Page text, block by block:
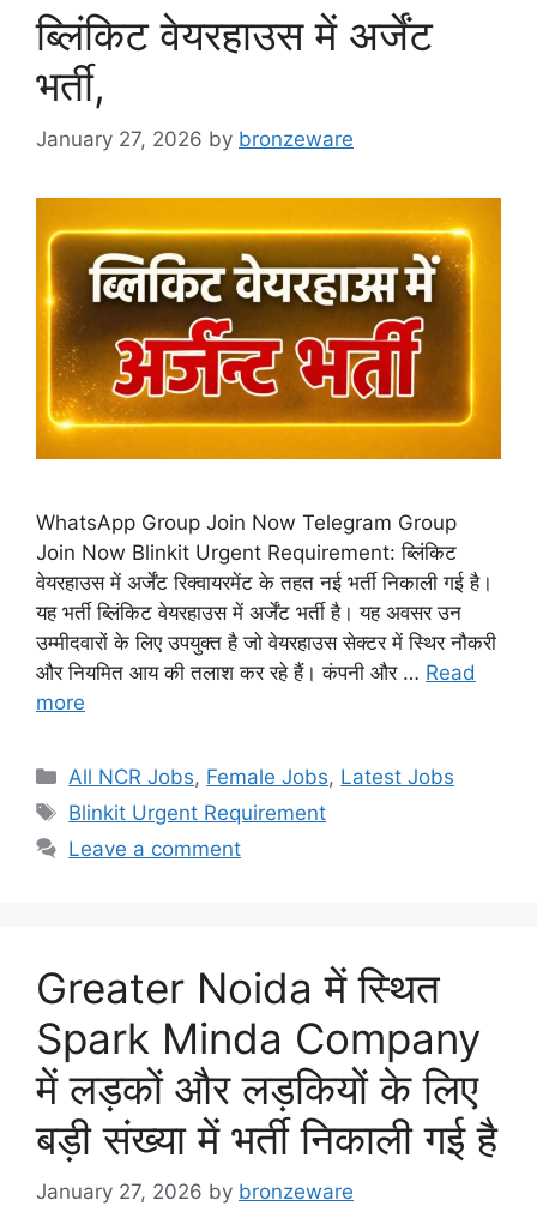
ब्लिंकिट वेयरहाउस में अर्जेंट
भर्ती,
January 27, 2026 by bronzeware
WhatsApp Group Join Now Telegram Group
Join Now Blinkit Urgent Requirement: ब्लिंकिट
वेयरहाउस में अर्जेंट रिक्वायरमेंट के तहत नई भर्ती निकाली गई है।
यह भर्ती ब्लिंकिट वेयरहाउस में अर्जेंट भर्ती है। यह अवसर उन
उम्मीदवारों के लिए उपयुक्त है जो वेयरहाउस सेक्टर में स्थिर नौकरी
और नियमित आय की तलाश कर रहे हैं। कंपनी और … Read
more
Categories
All NCR Jobs, Female Jobs, Latest Jobs
Tags
Blinkit Urgent Requirement
Leave a comment
Greater Noida में स्थित
Spark Minda Company
में लड़कों और लड़कियों के लिए
बड़ी संख्या में भर्ती निकाली गई है
January 27, 2026 by bronzeware